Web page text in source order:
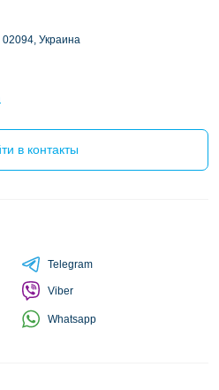
02094, Украина
в контакты
Telegram
Viber
Whatsapp